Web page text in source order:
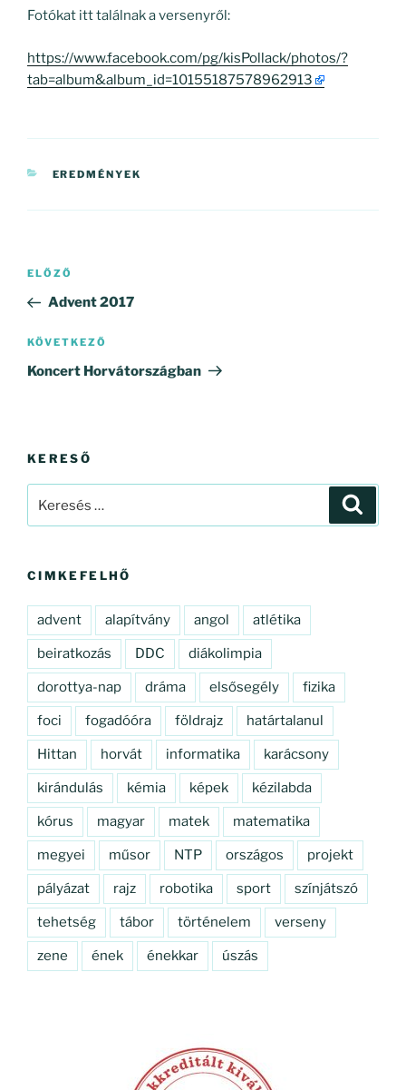
Fotókat itt találnak a versenyről:
https://www.facebook.com/pg/kisPollack/photos/?
tab=album&album_id=10155187578962913
KATEGÓRIÁK
EREDMÉNYEK
Bejegyzés
Korábbi
bejegyzés
ELŐZŐ
Advent 2017
Következő
bejegyzés
KÖVETKEZŐ
Koncert Horvátországban
KERESŐ
CIMKEFELHŐ
advent alapítvány angol atlétika
beiratkozás DDC diákolimpia
dorottya-nap dráma elsősegély fizika
foci fogadóóra földrajz határtalanul
Hittan horvát informatika karácsony
kirándulás kémia képek kézilabda
kórus magyar matek matematika
megyei műsor NTP országos projekt
pályázat rajz robotika sport színjátszó
tehetség tábor történelem verseny
zene ének énekkar úszás